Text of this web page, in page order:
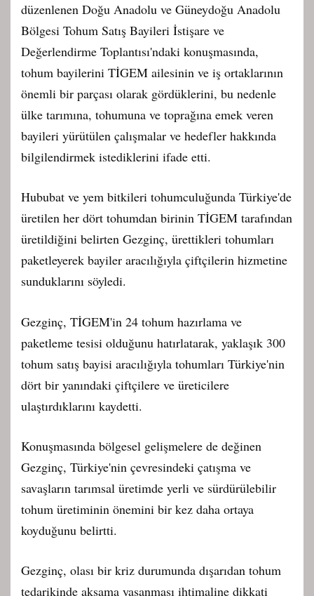
düzenlenen Doğu Anadolu ve Güneydoğu Anadolu
Bölgesi Tohum Satış Bayileri İstişare ve
Değerlendirme Toplantısı'ndaki konuşmasında,
tohum bayilerini TİGEM ailesinin ve iş ortaklarının
önemli bir parçası olarak gördüklerini, bu nedenle
ülke tarımına, tohumuna ve toprağına emek veren
bayileri yürütülen çalışmalar ve hedefler hakkında
bilgilendirmek istediklerini ifade etti.
Hububat ve yem bitkileri tohumculuğunda Türkiye'de
üretilen her dört tohumdan birinin TİGEM tarafından
üretildiğini belirten Gezginç, ürettikleri tohumları
paketleyerek bayiler aracılığıyla çiftçilerin hizmetine
sunduklarını söyledi.
Gezginç, TİGEM'in 24 tohum hazırlama ve
paketleme tesisi olduğunu hatırlatarak, yaklaşık 300
tohum satış bayisi aracılığıyla tohumları Türkiye'nin
dört bir yanındaki çiftçilere ve üreticilere
ulaştırdıklarını kaydetti.
Konuşmasında bölgesel gelişmelere de değinen
Gezginç, Türkiye'nin çevresindeki çatışma ve
savaşların tarımsal üretimde yerli ve sürdürülebilir
tohum üretiminin önemini bir kez daha ortaya
koyduğunu belirtti.
Gezginç, olası bir kriz durumunda dışarıdan tohum
tedarikinde aksama yaşanması ihtimaline dikkati